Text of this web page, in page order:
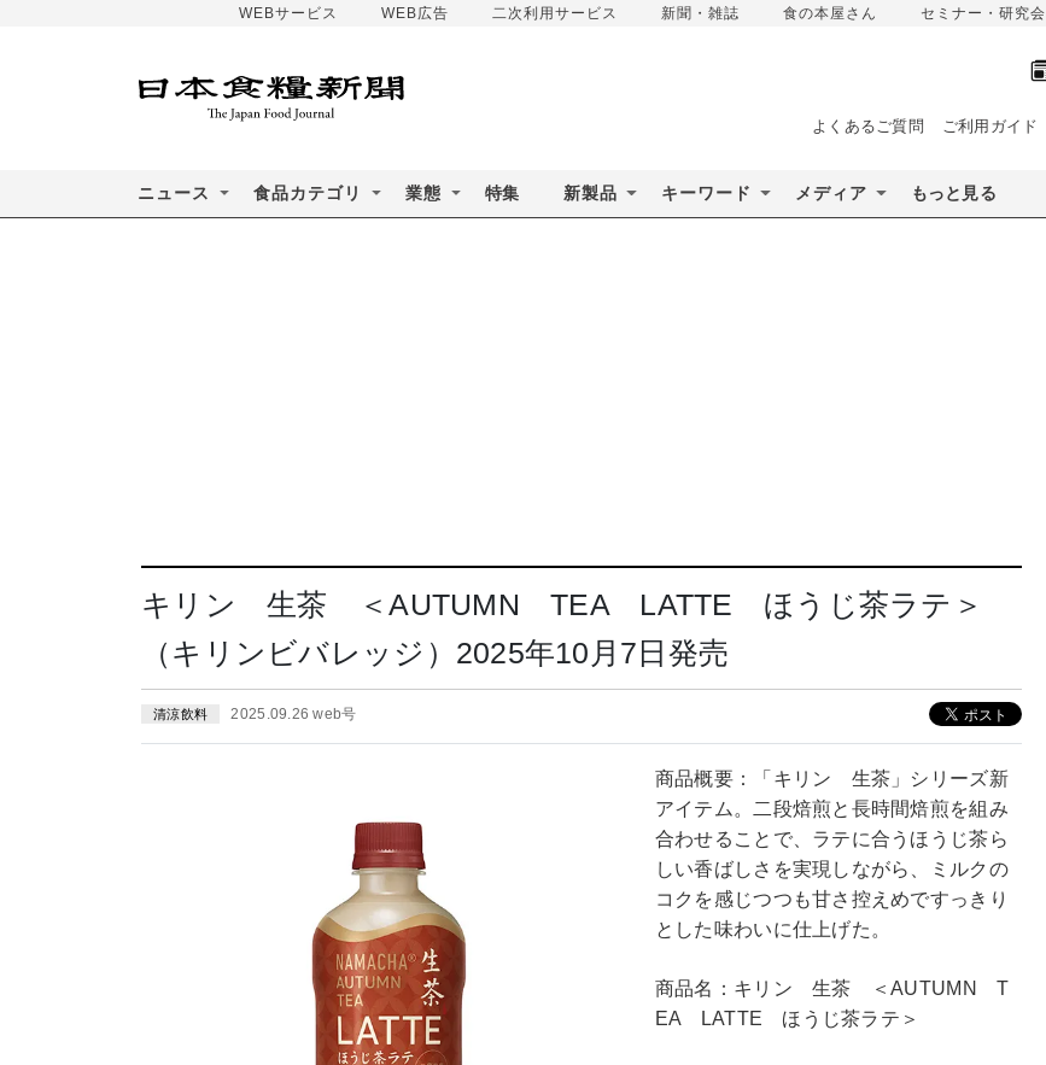
WEBサービス WEB広告 二次利用サービス 新聞・雑誌 食の本屋さん セミナー・研究会
よくあるご質問 ご利用ガイド
ニュース 食品カテゴリ 業態 特集 新製品 キーワード メディア もっと見る
キリン 生茶 ＜AUTUMN TEA LATTE ほうじ茶ラテ＞
（キリンビバレッジ）2025年10月7日発売
清涼飲料 2025.09.26 web号
商品概要：「キリン 生茶」シリーズ新
アイテム。二段焙煎と長時間焙煎を組み
合わせることで、ラテに合うほうじ茶ら
しい香ばしさを実現しながら、ミルクの
コクを感じつつも甘さ控えめですっきり
とした味わいに仕上げた。
商品名：キリン 生茶 ＜AUTUMN T
EA LATTE ほうじ茶ラテ＞